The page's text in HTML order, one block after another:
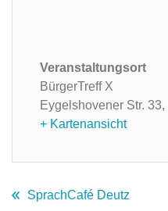
Veranstaltungsort
BürgerTreff X
Eygelshovener Str. 33,
+ Kartenansicht
SprachCafé Deutz